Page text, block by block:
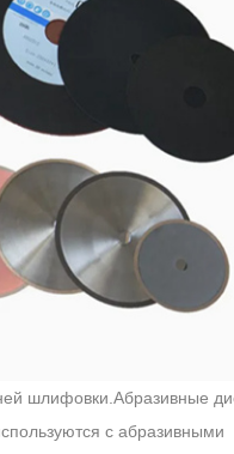
шлифовки.Абразивные
с абразивными